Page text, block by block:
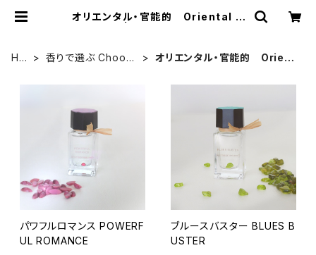
オリエンタル・官能的 Oriental &
HO
香りで選ぶ Choose
オリエンタル・官能的 Orient
パワフルロマンス POWERF
UL ROMANCE
ブルースバスター BLUES B
USTER